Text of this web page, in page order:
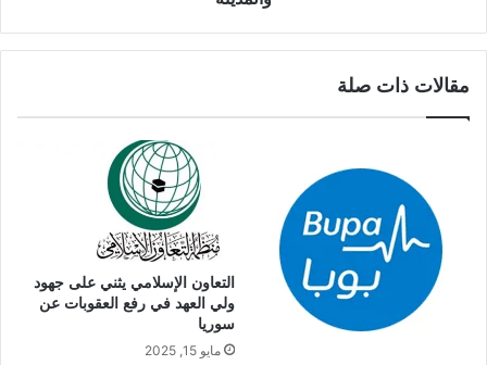
مقالات ذات صلة
التعاون الإسلامي يثني على جهود
ولي العهد في رفع العقوبات عن
سوريا
مايو 15, 2025